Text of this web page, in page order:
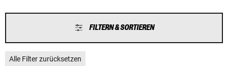
FILTERN & SORTIEREN
Alle Filter zurücksetzen